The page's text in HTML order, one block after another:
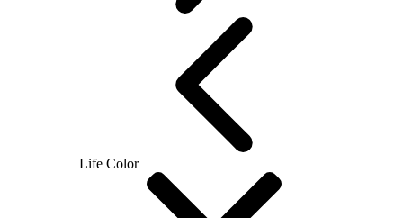
Life Color